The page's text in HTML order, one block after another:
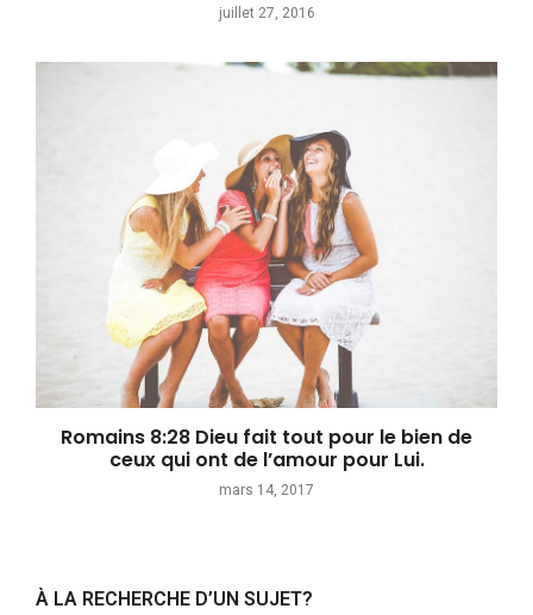
juillet 27, 2016
Romains 8:28 Dieu fait tout pour le bien de
ceux qui ont de l’amour pour Lui.
mars 14, 2017
À LA RECHERCHE D’UN SUJET?